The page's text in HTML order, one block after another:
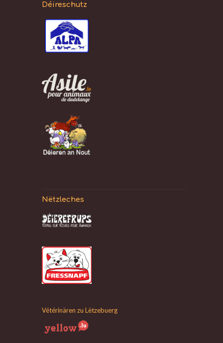
Déireschutz
Nëtzleches
Vétérinären zu Lëtzebuerg